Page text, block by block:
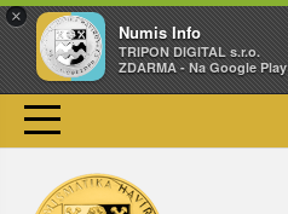
×
Numis Info
TRIPON DIGITAL s.r.o.
ZDARMA - Na Google Play